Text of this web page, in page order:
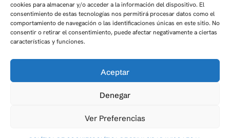
cookies para almacenar y/o acceder a la información del dispositivo. El
consentimiento de estas tecnologías nos permitirá procesar datos como el
comportamiento de navegación o las identificaciones únicas en este sitio. No
consentir o retirar el consentimiento, puede afectar negativamente a ciertas
características y funciones.
Aceptar
Denegar
Ver Preferencias
Iberhogar© Copyright 2026
Marketing y desarrollo por